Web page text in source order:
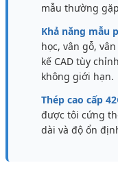
mẫu thường
Khả năng mẫu
học, vân gỗ,
kế CAD tùy
không giới hạn.
Thép cao cấp
được tôi cứng
dài và độ ổn